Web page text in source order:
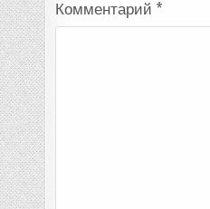
Комментарий *